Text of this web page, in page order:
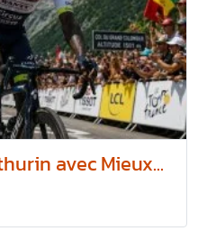
avec Mieux...